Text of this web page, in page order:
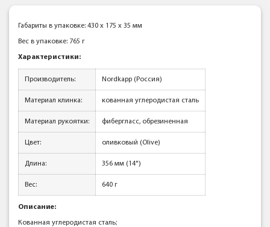
Габариты в упаковке: 430 x 175 x 35 мм
Вес в упаковке: 765 г
Характеристики:
Производитель: Nordkapp (Россия)
Материал клинка: кованная углеродистая сталь
Материал рукоятки: фибергласс, обрезиненная
Цвет: оливковый (Olive)
Длина: 356 мм (14")
Вес: 640 г
Описание:
Кованная углеродистая сталь;